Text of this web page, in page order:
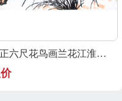
郑正六尺花鸟画兰花江淮大写意代表